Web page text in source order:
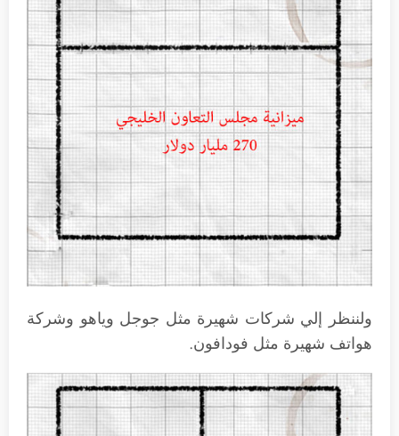
ولننظر إلي شركات شهيرة مثل جوجل وياهو وشركة
هواتف شهيرة مثل فودافون.